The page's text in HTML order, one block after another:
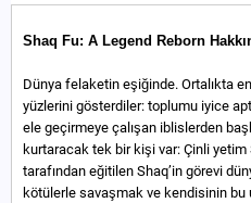
Shaq Fu: A Legend Reborn
Dünya felaketin eşiğinde. Ortalıkta
yüzlerini gösterdiler: toplumu iyice
ele geçirmeye çalışan iblislerden
kurtaracak tek bir kişi var: Çinli yetim
tarafından eğitilen Shaq’in görevi
kötülerle savaşmak ve kendisinin